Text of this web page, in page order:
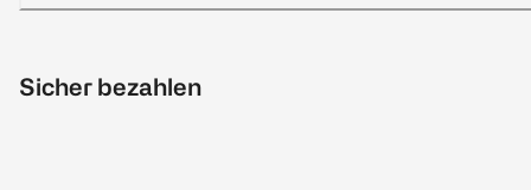
Sicher bezahlen